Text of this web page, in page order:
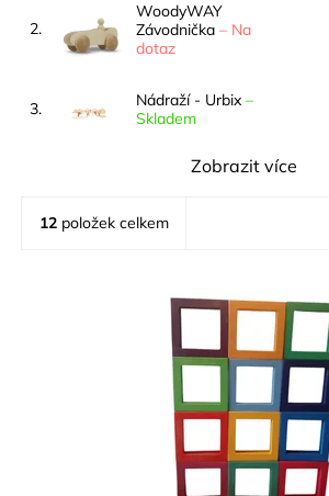
2.
WoodyWAY
Závodnička – Na
dotaz
3. Nádraží - Urbix –
Skladem
Zobrazit více
12 položek celkem